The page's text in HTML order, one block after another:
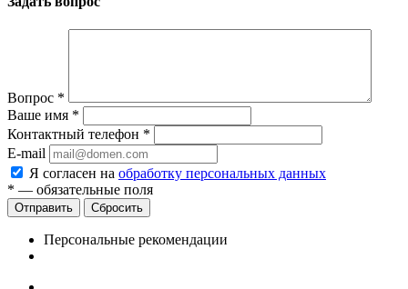
Вопрос *
Ваше имя *
Контактный телефон *
E-mail
Я согласен на обработку персональных данных
* — обязательные поля
Сбросить
Персональные рекомендации